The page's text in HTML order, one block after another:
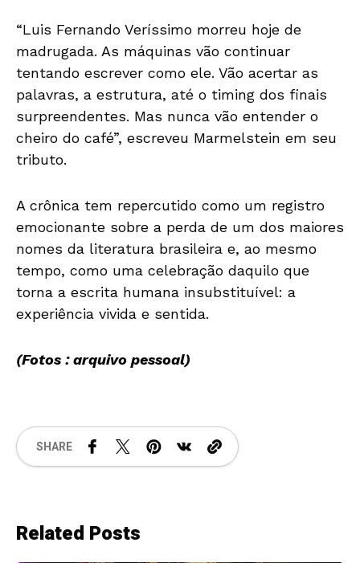
“Luis Fernando Veríssimo morreu hoje de
madrugada. As máquinas vão continuar
tentando escrever como ele. Vão acertar as
palavras, a estrutura, até o timing dos finais
surpreendentes. Mas nunca vão entender o
cheiro do café”, escreveu Marmelstein em seu
tributo.
A crônica tem repercutido como um registro
emocionante sobre a perda de um dos maiores
nomes da literatura brasileira e, ao mesmo
tempo, como uma celebração daquilo que
torna a escrita humana insubstituível: a
experiência vivida e sentida.
(Fotos : arquivo pessoal)
SHARE
Related Posts